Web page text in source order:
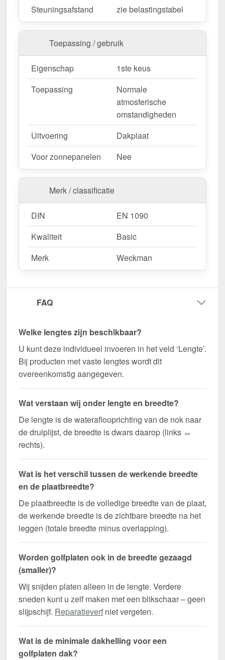
g/m² – Snelle levering & met 10 jaar garantie!
Duurzaam, weerbestendig, op maat gemaakt - bestel
nu en profiteer van een snelle levering!
Wegens maatwerk / customisatie van herroepingsrecht uitgezonderd
Steuningsafstand
zie belastingstabel
Toepassing / gebruik
Eigenschap
1ste keus
Toepassing
Normale
atmosferische
omstandigheden
Uitvoering
Dakplaat
Voor zonnepanelen
Nee
Merk / classificatie
DIN
EN 1090
Kwaliteit
Basic
Merk
Weckman
FAQ
Welke lengtes zijn beschikbaar?
U kunt deze individueel invoeren in het veld ‘Lengte’.
Bij producten met vaste lengtes wordt dit
overeenkomstig aangegeven.
Wat verstaan wij onder lengte en breedte?
De lengte is de wateraflooprichting van de nok naar
de druiplijst, de breedte is dwars daarop (links ↔
rechts).
Wat is het verschil tussen de werkende breedte
en de plaatbreedte?
De plaatbreedte is de volledige breedte van de plaat,
de werkende breedte is de zichtbare breedte na het
leggen (totale breedte minus overlapping).
Worden golfplaten ook in de breedte gezaagd
(smaller)?
Wij snijden platen alleen in de lengte. Verdere
sneden kunt u zelf maken met een blikschaar – geen
slijpschijf. Reparatieverf niet vergeten.
Wat is de minimale dakhelling voor een
golfplaten dak?